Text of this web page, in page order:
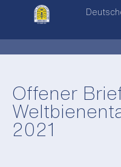
Offener
2021